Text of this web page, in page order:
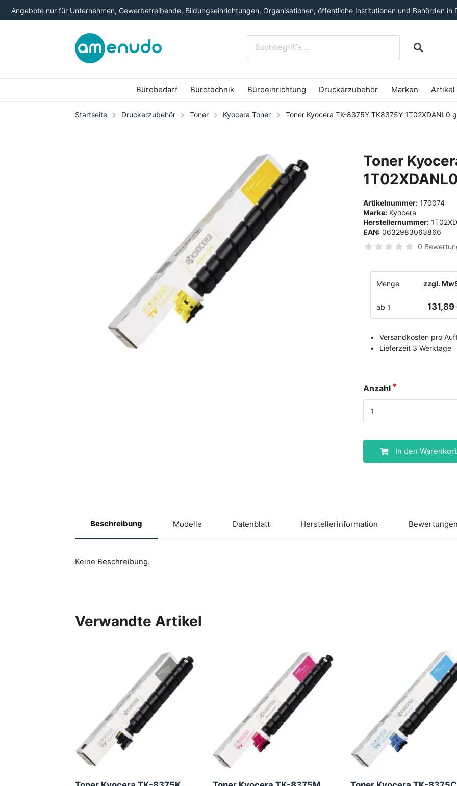
Angebote nur für Unternehmen, Gewerbetreibende, Bildungseinrichtungen, Organisationen, öffentliche Institutionen und Behörden in
Bürobedarf Bürotechnik Büroeinrichtung Druckerzubehör Marken Artikel
Startseite Druckerzubehör Toner Kyocera Toner Toner Kyocera TK-8375Y TK8375Y 1T02XDANL0
Toner
Artikelnummer: 170074
Marke: Kyocera
Herstellernummer:
EAN: 0632983063866
0
Menge zzgl.
ab 1 131,89
Versandkosten pro
Lieferzeit 3 Werktage
Anzahl
In den
Beschreibung Modelle Datenblatt Herstellerinformation
Keine Beschreibung.
Verwandte Artikel